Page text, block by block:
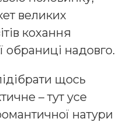
великих
кохання
обраниці надовго.
щось
– тут усе
натури